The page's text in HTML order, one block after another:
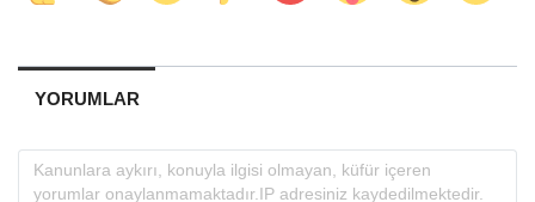
YORUMLAR